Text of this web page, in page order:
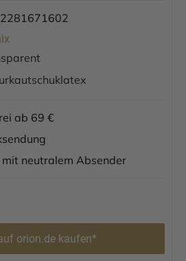
ab 69 €
neutralem Absender
orion.de kaufen*